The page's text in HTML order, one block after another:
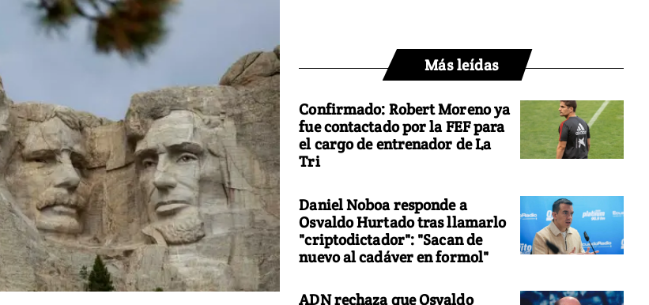
Más leídas
Confirmado: Robert Moreno ya
fue contactado por la FEF para
el cargo de entrenador de La
Tri
Daniel Noboa responde a
Osvaldo Hurtado tras llamarlo
"criptodictador": "Sacan de
nuevo al cadáver en formol"
ADN rechaza que Osvaldo